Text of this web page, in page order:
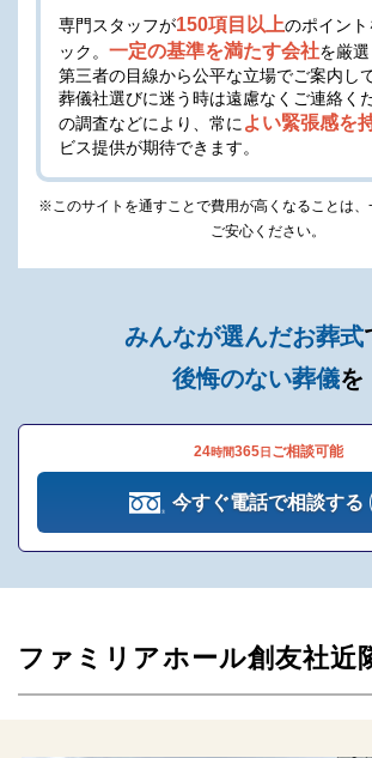
専門スタッフが150項目以上のポイン
ック。 一定の基準を満たす会社を厳選
第三者の目線から公平な立場でご案内し
葬儀社選びに迷う時は遠慮なくご連絡く
の調査などにより、常によい緊張感を
ビス提供が期待できます。
※このサイトを通すことで費用が高くなることは
ご安心ください。
みんなが選んだお葬式
後悔のない葬儀を
24時間365日 ご相談可能
今すぐ電話で相談する
ファミリアホール創友社近